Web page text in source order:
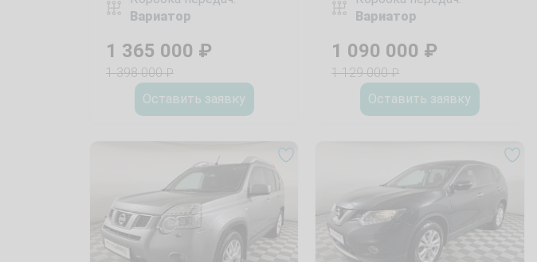
Вариатор
1 365 000 ₽
1 398 000₽
Оставить заявку
Вариатор
1 090 000 ₽
1 129 000₽
Оставить заявку